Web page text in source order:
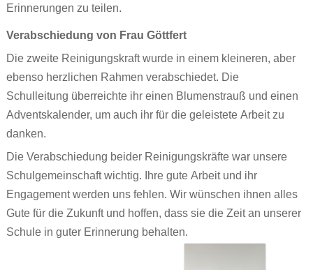
Erinnerungen zu teilen.
Verabschiedung von Frau Göttfert
Die zweite Reinigungskraft wurde in einem kleineren, aber
ebenso herzlichen Rahmen verabschiedet. Die
Schulleitung überreichte ihr einen Blumenstrauß und einen
Adventskalender, um auch ihr für die geleistete Arbeit zu
danken.
Die Verabschiedung beider Reinigungskräfte war unsere
Schulgemeinschaft wichtig. Ihre gute Arbeit und ihr
Engagement werden uns fehlen. Wir wünschen ihnen alles
Gute für die Zukunft und hoffen, dass sie die Zeit an unserer
Schule in guter Erinnerung behalten.